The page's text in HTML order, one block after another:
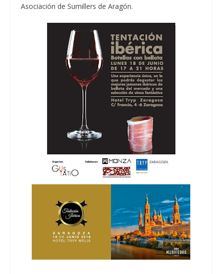
Asociación de Sumillers de Aragón.